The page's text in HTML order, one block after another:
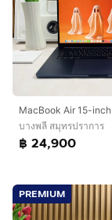
บางพลี สมุทรปราการ
฿ 24,900
PREMIUM